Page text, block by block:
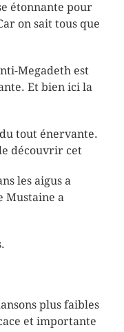
étonnante pour
on sait tous que
Megadeth est
Et bien ici la
tout énervante.
découvrir cet
les aigus a
Mustaine a
plus faibles
et importante